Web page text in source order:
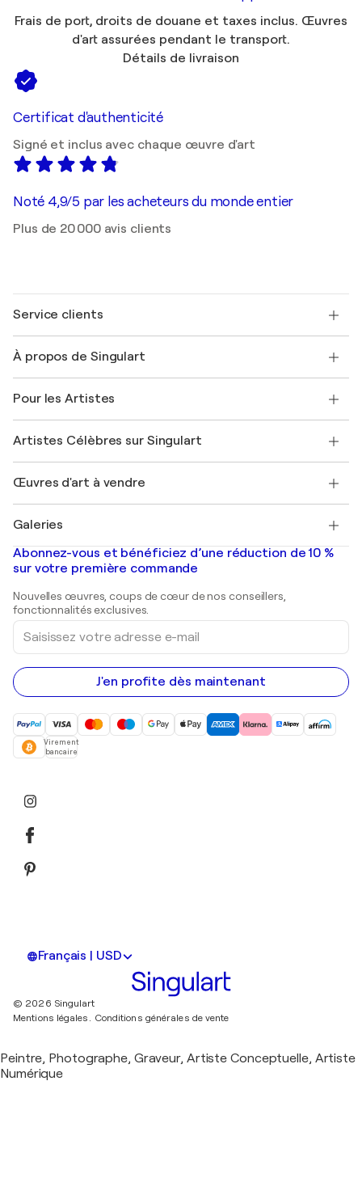
Frais de port, droits de douane et taxes inclus. Œuvres
d'art assurées pendant le transport.
Détails de livraison
Certificat d'authenticité
Signé et inclus avec chaque œuvre d'art
Noté 4,9/5 par les acheteurs du monde entier
Plus de 20 000 avis clients
Service clients
Expédition
Offrir une carte cadeau
Rejoignez notre programme commercial
Mon compte
+33 1 76 44 06 42
À propos de Singulart
FAQ
Magazine Singulart
Emplois
Découvrez une sélection d'art original
Pour les Artistes
Se connecter en tant qu'Artiste
Artistes Célèbres sur Singulart
Marc Chagall
Banksy
Mr. Brainwash
Shepard Fairey
Œuvres d'art à vendre
Tableaux abstraits à vendre
Peintures de paysage
Estampes
Peintures acryliques
Galeries
Galeries d'art en France
Galeries d'art en Belgique
Abonnez-vous et bénéficiez d’une réduction de 10 %
sur votre première commande
Nouvelles œuvres, coups de cœur de nos conseillers,
fonctionnalités exclusives.
Saisissez
votre
adresse
e-
mail
J'en profite dès maintenant
Virement
bancaire
Français | USD
© 2026 Singulart
Mentions légales. Conditions générales de vente
Peintre, Photographe, Graveur, Artiste Conceptuelle, Artiste
Numérique